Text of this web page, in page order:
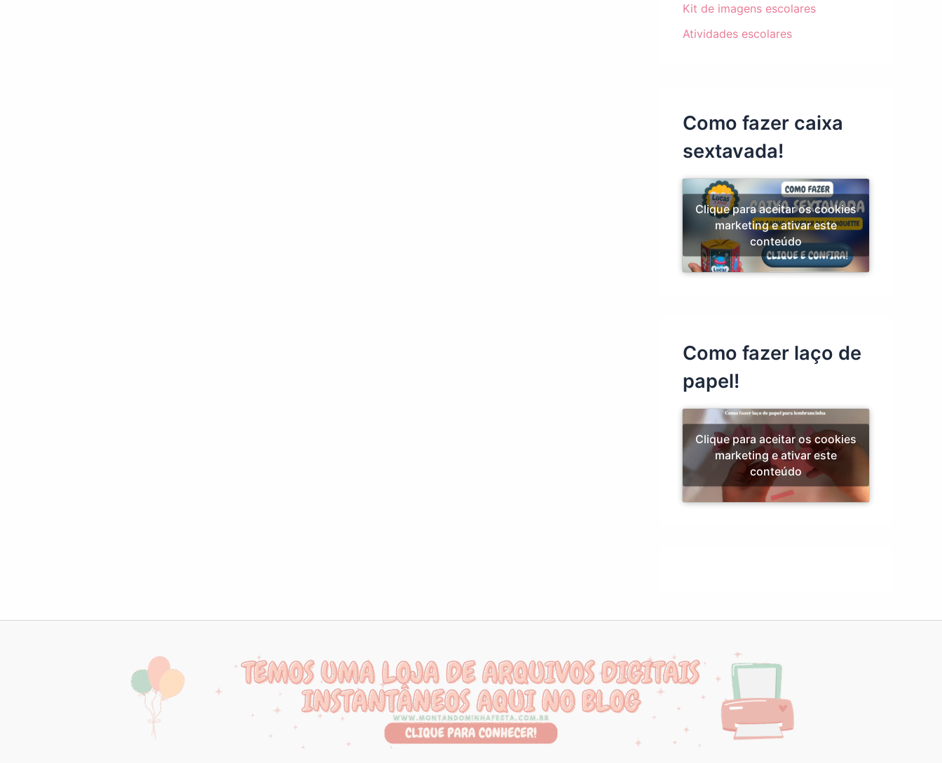
Kit de imagens escolares
Atividades escolares
Como fazer caixa
sextavada!
Clique para aceitar os cookies
marketing e ativar este
conteúdo
Como fazer laço de
papel!
Clique para aceitar os cookies
marketing e ativar este
conteúdo